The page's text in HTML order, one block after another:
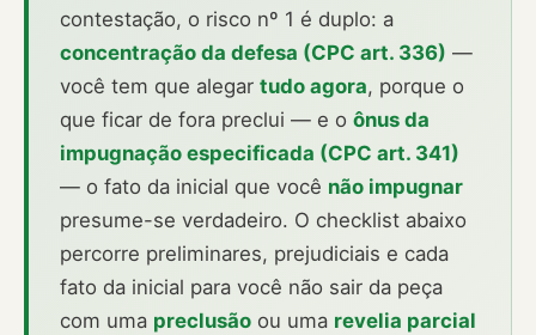
contestação, o risco nº 1 é duplo: a
concentração da defesa (CPC art. 336) —
você tem que alegar tudo agora, porque o
que ficar de fora preclui — e o ônus da
impugnação especificada (CPC art. 341)
— o fato da inicial que você não impugnar
presume-se verdadeiro. O checklist abaixo
percorre preliminares, prejudiciais e cada
fato da inicial para você não sair da peça
com uma preclusão ou uma revelia parcial